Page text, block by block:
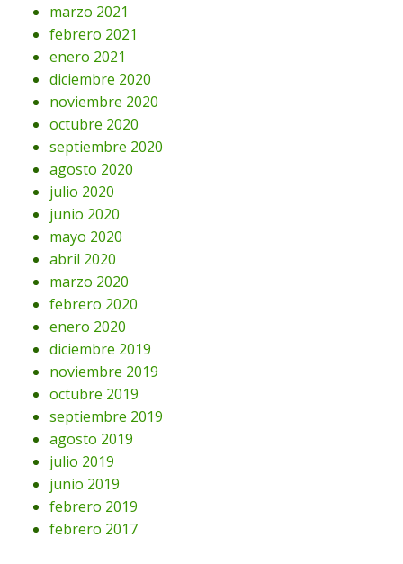
marzo 2021
febrero 2021
enero 2021
diciembre 2020
noviembre 2020
octubre 2020
septiembre 2020
agosto 2020
julio 2020
junio 2020
mayo 2020
abril 2020
marzo 2020
febrero 2020
enero 2020
diciembre 2019
noviembre 2019
octubre 2019
septiembre 2019
agosto 2019
julio 2019
junio 2019
febrero 2019
febrero 2017